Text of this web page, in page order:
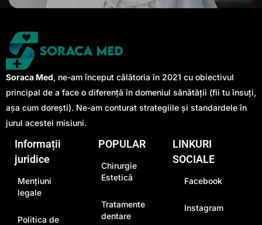
Soraca Med, ne-am început călătoria în 2021 cu obiectivul
principal de a face o diferență în domeniul sănătății (fii tu însuți,
așa cum dorești). Ne-am conturat strategiile și standardele în
jurul acestei misiuni.
Informații
juridice
Mențiuni
legale
Politica de
POPULAR
Chirurgie
Estetică
Tratamente
dentare
LINKURI
SOCIALE
Facebook
Instagram